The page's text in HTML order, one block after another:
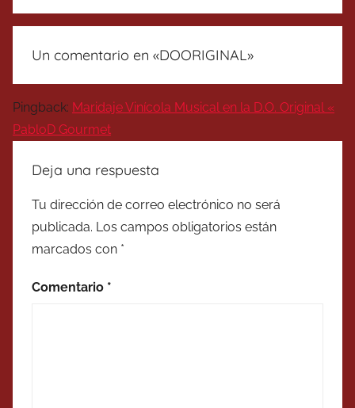
Un comentario en «DOORIGINAL»
Pingback: Maridaje Vinícola Musical en la D.O. Original «
PabloD Gourmet
Deja una respuesta
Tu dirección de correo electrónico no será
publicada. Los campos obligatorios están
marcados con *
Comentario *